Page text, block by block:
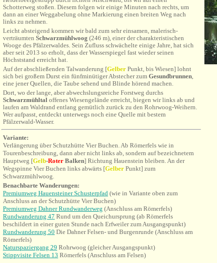
Schotterweg stoßen. Diesem folgen wir einige Minuten nach rechts, um
dann an einer Weggabelung ohne Markierung einen breiten Weg nach
links zu nehmen.
Leicht absteigend kommen wir bald zum sehr einsamen, malerisch-
verträumten Schwarzmühlwoog (246 m), einer der charakteristischen
Wooge des Pfälzerwaldes. Sein Zufluss schwächelte einige Jahre, hat sich
aber seit 2013 so erholt, dass der Wasserspiegel fast wieder seinen
Höchststand erreicht hat.
Auf der abschließenden Talwanderung [Gelber Punkt, bis Wiesen] lohnt
sich bei großem Durst ein fünfminütiger Abstecher zum Gesundbrunnen,
eine jener Quellen, die Taube sehend und Blinde hörend machen.
Dort, wo der lange, aber abwechslungsreiche Forstweg durchs
Schwarzmühltal offenes Wiesengelände erreicht, biegen wir links ab und
laufen am Waldrand entlang gemütlich zurück zu den Rohrwoog-Weihern.
Wer aufpasst, entdeckt unterwegs noch eine Quelle mit bestem
Pfälzerwald-Wasser.
Variante:
Verlängerung über Schutzhütte Vier Buchen. Ab Römerfels wie in
Tourenbeschreibung, dann aber nicht links ab, sondern auf bezeichnetem
Hauptweg [Gelb-Roter Balken] Richtung Hauenstein bleiben. An der
Wegspinne Vier Buchen links abwärts [Gelber Punkt] zum
Schwarzmühlwoog.
Benachbarte Wanderungen:
Premiumweg Hauensteiner Schusterpfad (wie in Variante oben zum
Anschluss an der Schutzhütte Vier Buchen)
Premiumweg Dahner Rundwanderweg (Anschluss am Römerfels)
Rundwanderung 47 Rund um den Queichursprung (ab Römerfels
beschildert in einer guten Stunde nach Erfweiler zum Ausgangspunkt)
Rundwanderung 50 Die Dahner Felsen- und Burgenrunde (Anschluss am
Römerfels)
Naturspaziergang 29 Rohrwoog (gleicher Ausgangspunkt)
Stippvisite Felsen 13 Römerfels (Anschluss am Felsen)